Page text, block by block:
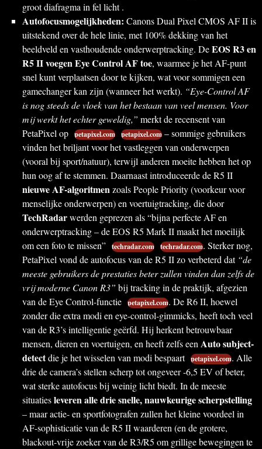
groot diafragma in fel licht .
Autofocusmogelijkheden: Canons Dual Pixel CMOS AF II is
uitstekend over de hele linie, met 100% dekking van het
beeldveld en vasthoudende onderwerptracking. DeEOS R3 en
R5 II voegen Eye Control AF toe, waarmee je het AF-punt
snel kunt verplaatsen door te kijken, wat voor sommigen een
gamechanger kan zijn (wanneer het werkt). “Eye-Control AF
is nog steeds de vloek van het bestaan van veel mensen. Voor
mij werkt het echter geweldig,” merkt de recensent van
PetaPixel op petapixel.com petapixel.com – sommige gebruikers
vinden het briljant voor het vastleggen van onderwerpen
(vooral bij sport/natuur), terwijl anderen moeite hebben het op
hun oog af te stemmen. Daarnaast introduceerde de R5 II
nieuwe AF-algoritmenzoals People Priority (voorkeur voor
menselijke onderwerpen) en voertuigtracking, die door
TechRadarwerden geprezen als “bijna perfecte AF en
onderwerptracking – de EOS R5 Mark II maakt het moeilijk
om een foto te missen” techradar.com techradar.com. Sterker nog,
PetaPixel vond de autofocus van de R5 II zo verbeterd dat “de
meeste gebruikers de prestaties beter zullen vinden dan zelfs de
vrij moderne Canon R3” bij tracking in de praktijk, afgezien
van de Eye Control-functie petapixel.com. De R6 II, hoewel
zonder die extra modi en eye-control-gimmicks, heeft toch veel
van de R3’s intelligentie geërfd. Hij herkent betrouwbaar
mensen, dieren en voertuigen, en heeft zelfs eenAuto subject-
detectdie je het wisselen van modi bespaart petapixel.com. Alle
drie de camera’s stellen scherp tot ongeveer -6,5 EV of beter,
wat sterke autofocus bij weinig licht biedt. In de meeste
situatiesleveren alle drie snelle, nauwkeurige scherpstelling
– maar actie- en sportfotografen zullen het kleine voordeel in
AF-sophisticatie van de R5 II waarderen (en de grotere,
blackout-vrije zoeker van de R3/R5 om grillige bewegingen te